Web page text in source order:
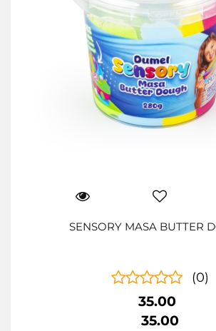
SENSORY MASA BUTTER
(0)
35.00
35.00